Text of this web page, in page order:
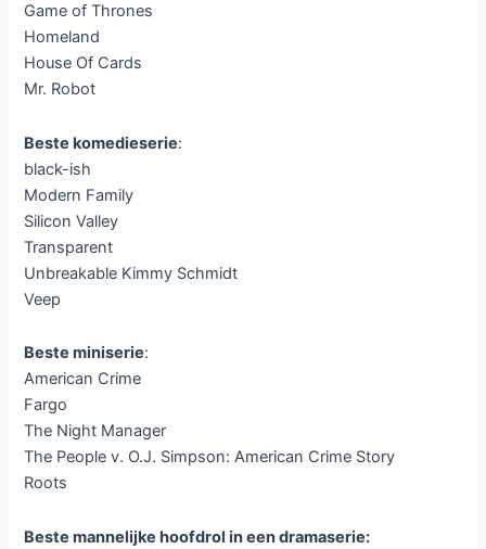
Game of Thrones
Homeland
House Of Cards
Mr. Robot
Beste komedieserie:
black-ish
Modern Family
Silicon Valley
Transparent
Unbreakable Kimmy Schmidt
Veep
Beste miniserie:
American Crime
Fargo
The Night Manager
The People v. O.J. Simpson: American Crime Story
Roots
Beste mannelijke hoofdrol in een dramaserie: